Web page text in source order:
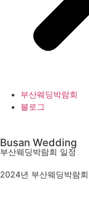
부산웨딩박람회
블로그
Busan Wedding
부산웨딩박람회 일정
2024년 부산웨딩박람